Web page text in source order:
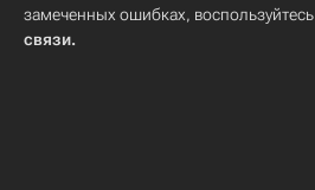
замеченных ошибках, воспользуйтесь
связи.